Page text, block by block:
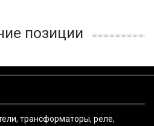
позиции
трансформаторы, реле,